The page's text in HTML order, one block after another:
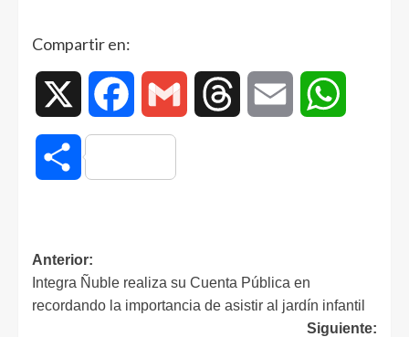
Compartir en:
Facebook Gmail Threads Email
Compartir
Anterior:
Integra Ñuble realiza su Cuenta Pública en
recordando la importancia de asistir al jardín infantil
Siguiente: